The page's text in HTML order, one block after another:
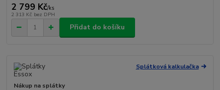
2 799 Kč/ks
2 313 Kč bez DPH
Přidat do košíku
Splátková kalkulačka
Nákup na splátky